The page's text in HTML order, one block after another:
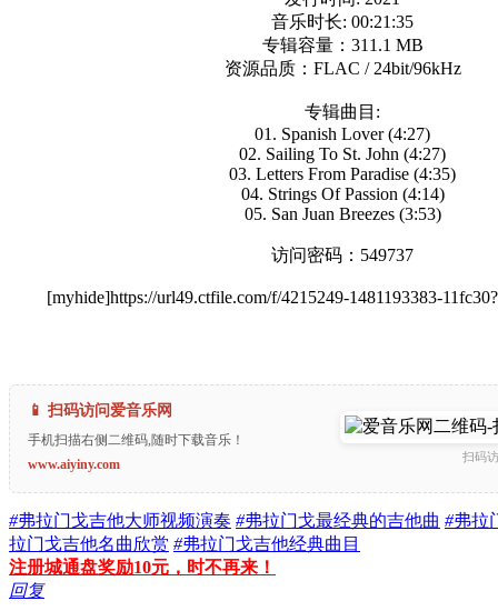
音乐时长: 00:21:35
专辑容量：311.1 MB
资源品质：FLAC / 24bit/96kHz
专辑曲目:
01. Spanish Lover (4:27)
02. Sailing To St. John (4:27)
03. Letters From Paradise (4:35)
04. Strings Of Passion (4:14)
05. San Juan Breezes (3:53)
访问密码：549737
[myhide]https://url49.ctfile.com/f/4215249-1481193383-
📱 扫码访问爱音乐网
手机扫描右侧二维码,随时下载音乐！
www.aiyiny.com
扫码
#弗拉门戈吉他大师视频演奏 #弗拉门戈最经典的吉他曲 #弗拉
拉门戈吉他名曲欣赏 #弗拉门戈吉他经典曲目
注册城通盘奖励10元，时不再来！
回复